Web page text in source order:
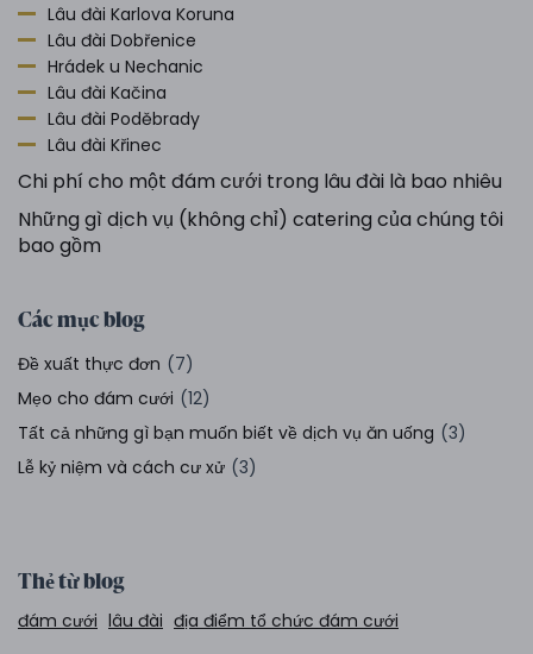
Lâu đài Karlova Koruna
Lâu đài Dobřenice
Hrádek u Nechanic
Lâu đài Kačina
Lâu đài Poděbrady
Lâu đài Křinec
Chi phí cho một đám cưới trong lâu đài là bao nhiêu
Những gì dịch vụ (không chỉ) catering của chúng tôi
bao gồm
Các mục blog
Đề xuất thực đơn (7)
Mẹo cho đám cưới (12)
Tất cả những gì bạn muốn biết về dịch vụ ăn uống (3)
Lễ kỷ niệm và cách cư xử (3)
Thẻ từ blog
đám cưới lâu đài địa điểm tổ chức đám cưới